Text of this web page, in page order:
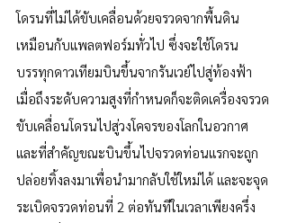
โดรนที่ไม่ได้ขับเคลื่อนด้วยจรวดจากพื้นดิน
เหมือนกับแพลตฟอร์มทั่วไป ซึ่งจะใช้โดรน
บรรทุกดาวเทียมบินขึ้นจากรันเวย์ไปสู่ท้องฟ้า
เมื่อถึงระดับความสูงที่กำหนดก็จะติดเครื่องจรวด
ขับเคลื่อนโดรนไปสู่วงโคจรของโลกในอวกาศ
และที่สำคัญขณะบินขึ้นไปจรวดท่อนแรกจะถูก
ปล่อยทิ้งลงมาเพื่อนำมากลับใช้ใหม่ได้ และจะจุด
ระเบิดจรวดท่อนที่ 2 ต่อทันทีในเวลาเพียงครึ่ง